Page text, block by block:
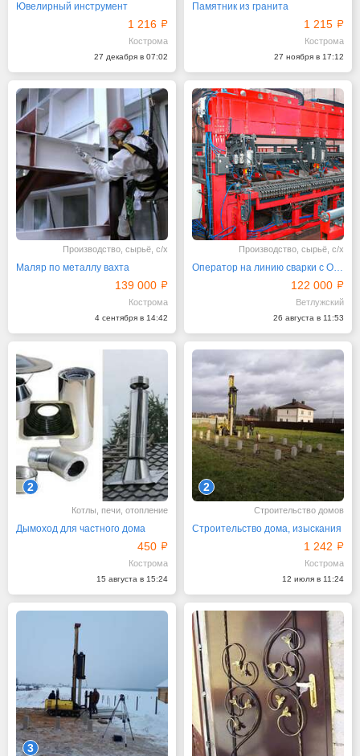
Ювелирный инструмент
1 216
Кострома
27 декабря в 07:02
Памятник из гранита
1 215
Кострома
27 ноября в 17:12
Производство, сырьё, с/х
Маляр по металлу вахта
139 000
Кострома
4 сентября в 14:42
Производство, сырьё, с/х
Оператор на линию сварки с ОБУЧЕНИЕМ
122 000
Ветлужский
26 августа в 11:53
2
Котлы, печи, отопление
Дымоход для частного дома
450
Кострома
15 августа в 15:24
2
Строительство домов
Строительство дома, изыскания
1 242
Кострома
12 июля в 11:24
3